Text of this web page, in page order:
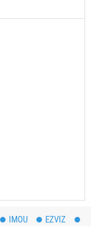
IMOU
EZVIZ